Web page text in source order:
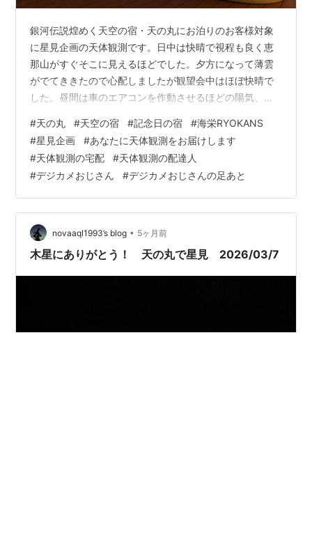
銀河伝説煌めく天空の宿・天の丸にお泊りのお客様対象
に星見企画の天体観測です。日中は快晴で視程も良く恵
那山がすぐそこに見えるほどでした。夕方になって薄雲
がでてききたので心配しましたが観望会中はほぼ快晴で
した。昼間は車のエアコンを作動させるほどの陽気、そ
した。春はまだ、貼るカイロはまだ必要でした。そんな
中、木星、すばる、オリオン星雲、ミザールとアルコル
などを望遠鏡で観ました。また、すばるが裸眼でいくつ
みえるか数えてもらいましたが、一つも見えなかった
人、オリオン星雲が赤く見えると熱心にのぞく人人人。
寒暖差の大きな日にお客様と天空を散歩しながら歓談す
る…
#天の丸 #天空の宿 #記念日の宿 #海栄RYOKANS
#星見企画 #あなたに天体観測をお届けします
#天体観測の宅配 #天体観測の配達人
#デジカメおじさん #デジカメおじさんの足あと
novaaql1993’s blog • 5ヶ月前
木星にありがとう！ 天の丸で星見 2026/03/7